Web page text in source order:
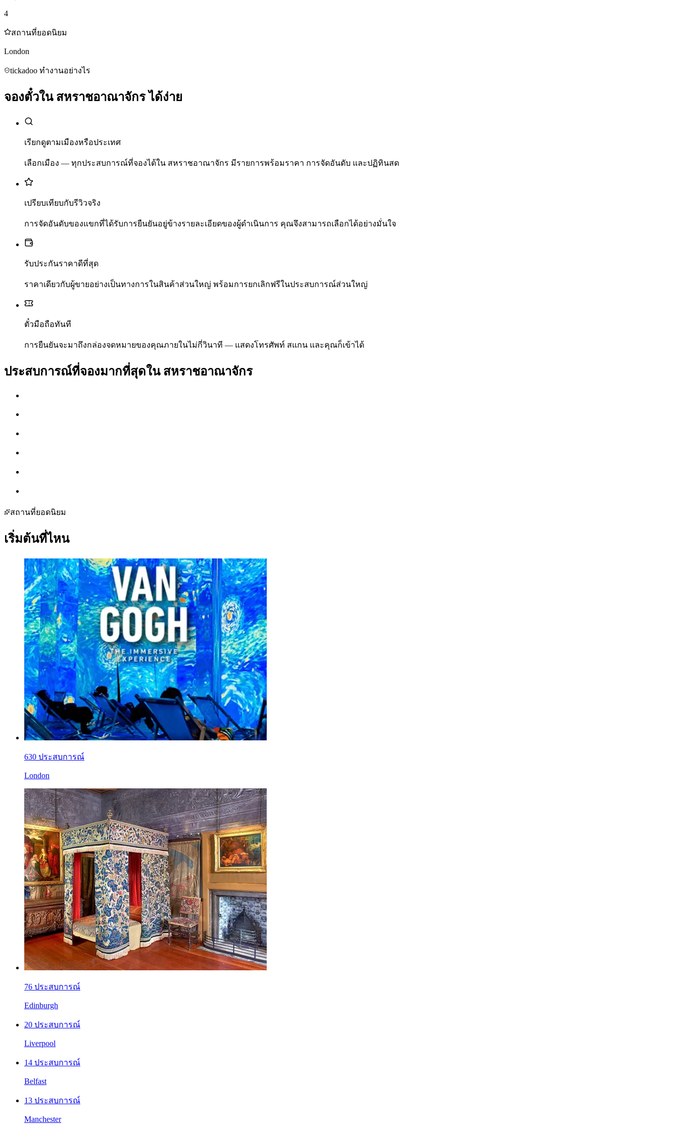
4
สถานที่ยอดนิยม
London
tickadoo ทำงานอย่างไร
จองตั๋วใน สหราชอาณาจักร ได้ง่าย
เรียกดูตามเมืองหรือประเทศ
เลือกเมือง — ทุกประสบการณ์ที่จองได้ใน สหราชอาณาจักร มีรายการพร้อมราคา การจัดอันดับ และปฏิทินสด
เปรียบเทียบกับรีวิวจริง
การจัดอันดับของแขกที่ได้รับการยืนยันอยู่ข้างรายละเอียดของผู้ดำเนินการ คุณจึงสามารถเลือกได้อย่างมั่นใจ
รับประกันราคาดีที่สุด
ราคาเดียวกับผู้ขายอย่างเป็นทางการในสินค้าส่วนใหญ่ พร้อมการยกเลิกฟรีในประสบการณ์ส่วนใหญ่
ตั๋วมือถือทันที
การยืนยันจะมาถึงกล่องจดหมายของคุณภายในไม่กี่วินาที — แสดงโทรศัพท์ สแกน และคุณก็เข้าได้
ประสบการณ์ที่จองมากที่สุดใน สหราชอาณาจักร
สถานที่ยอดนิยม
เริ่มต้นที่ไหน
630 ประสบการณ์
London
76 ประสบการณ์
Edinburgh
20 ประสบการณ์
Liverpool
14 ประสบการณ์
Belfast
13 ประสบการณ์
Manchester